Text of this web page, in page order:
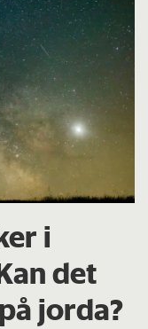
i
det
jorda?